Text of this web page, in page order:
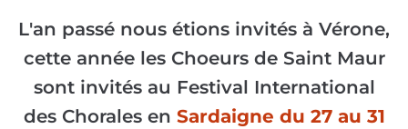
L'an passé nous étions invités à Vérone,
cette année les Choeurs de Saint Maur
sont invités au Festival International
des Chorales en Sardaigne du 27 au 31